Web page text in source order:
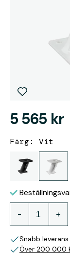
5 565 kr
Färg: Vit
Snabb leverans
Över 200 000